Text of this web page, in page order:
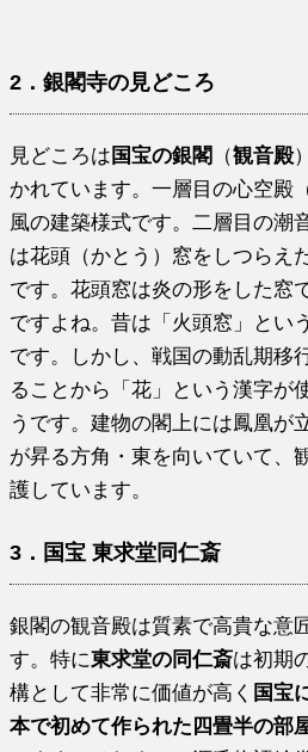
2．銀閣寺の見どころ
見どころは 国宝の銀閣 （観音殿
かれています。一層目の心空殿
風の建築様式です。二層目の潮
は花頭（かとう）窓をしつらえ
です。花頭窓は炎の形をした窓
ですよね。昔は「火頭窓」とい
です。しかし、戦国の動乱期移
ることから「花」という漢字が
うです。建物の閣上には鳳凰が
が昇る方角・東を向いていて、
護しています。
3．国宝 東求堂同仁斎
銀閣の観音殿は質素で高貴な意
す。特に東求堂の同仁斎は初期
構として非常に価値が高く 国宝
本で初めて作られた四畳半の部